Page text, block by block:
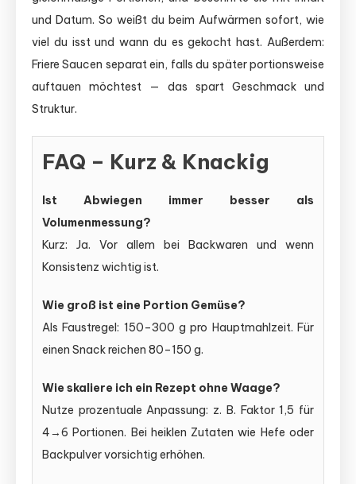
und Datum. So weißt du beim Aufwärmen sofort, wie
viel du isst und wann du es gekocht hast. Außerdem:
Friere Saucen separat ein, falls du später portionsweise
auftauen möchtest — das spart Geschmack und
Struktur.
FAQ – Kurz & Knackig
Ist Abwiegen immer besser als
Volumenmessung?
Kurz: Ja. Vor allem bei Backwaren und wenn
Konsistenz wichtig ist.
Wie groß ist eine Portion Gemüse?
Als Faustregel: 150–300 g pro Hauptmahlzeit. Für
einen Snack reichen 80–150 g.
Wie skaliere ich ein Rezept ohne Waage?
Nutze prozentuale Anpassung: z. B. Faktor 1,5 für
4→6 Portionen. Bei heiklen Zutaten wie Hefe oder
Backpulver vorsichtig erhöhen.